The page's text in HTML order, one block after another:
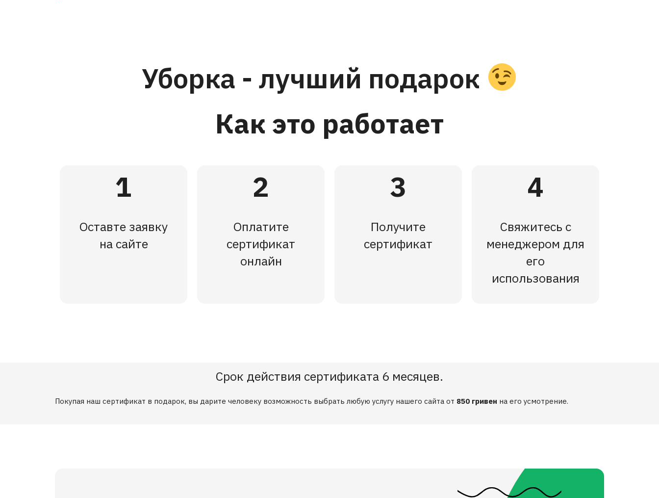
Уборка - лучший подарок
Как это работает
1
Оставте заявку
на сайте
2
Оплатите
сертификат
онлайн
3
Получите
сертификат
4
Свяжитесь с
менеджером для
его
использования
Срок действия сертификата 6 месяцев.
Покупая наш сертификат в подарок, вы дарите человеку возможность выбрать любую услугу нашего сайта от 850 гривен на его усмотрение.